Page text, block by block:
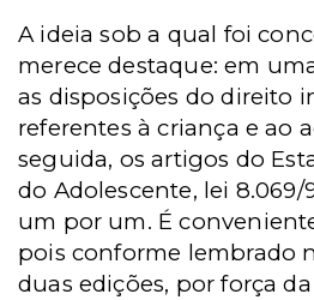
A ideia sob a qual foi
merece destaque: em
as disposições do direito
referentes à criança e ao
seguida, os artigos do
do Adolescente, lei
um por um. É
pois conforme lembrado
duas edições, por força